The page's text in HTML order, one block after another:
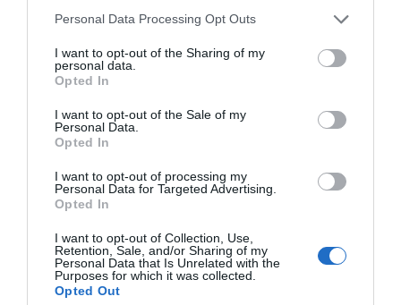
Personal Data Processing Opt Outs
I want to opt-out of the Sharing of my
personal data.
Opted In
I want to opt-out of the Sale of my
Personal Data.
Opted In
I want to opt-out of processing my
Personal Data for Targeted Advertising.
Opted In
I want to opt-out of Collection, Use,
Retention, Sale, and/or Sharing of my
Personal Data that Is Unrelated with the
Purposes for which it was collected.
Opted Out
WhatsApp, Waze ou Google
principais interesses.
ARMAZÉNS DOS EUA DEIXA DE
VENDER DVD E BLU-RAY’S